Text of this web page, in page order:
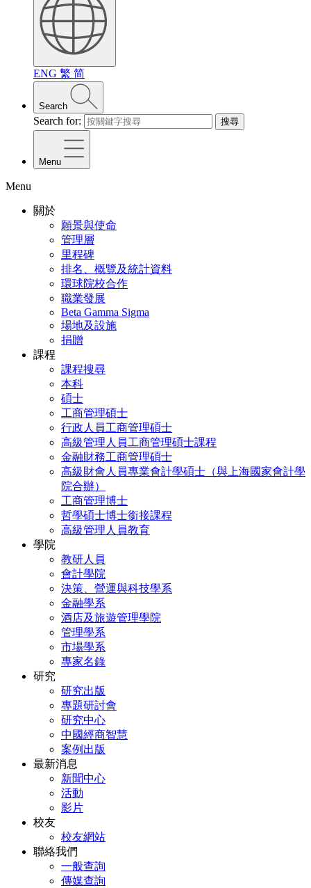
ENG 繁 简
Search
Search for: 搜尋
Menu
Menu
關於
願景與使命
管理層
里程碑
排名、概覽及統計資料
環球院校合作
職業發展
Beta Gamma Sigma
場地及設施
捐贈
課程
課程搜尋
本科
碩士
工商管理碩士
行政人員工商管理碩士
高級管理人員工商管理碩士課程
金融財務工商管理碩士
高級財會人員專業會計學碩士（與上海國家會計學
院合辦）
工商管理博士
哲學碩士博士銜接課程
高級管理人員教育
學院
教研人員
會計學院
決策、營運與科技學系
金融學系
酒店及旅遊管理學院
管理學系
市場學系
專家名錄
研究
研究出版
專題研討會
研究中心
中國經商智慧
案例出版
最新消息
新聞中心
活動
影片
校友
校友網站
聯絡我們
一般查詢
傳媒查詢